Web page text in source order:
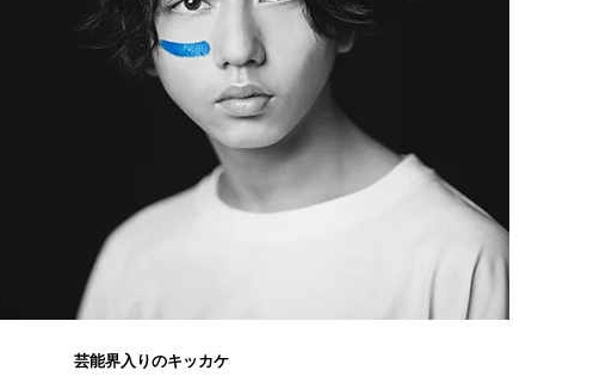
芸能界入りのキッカケ